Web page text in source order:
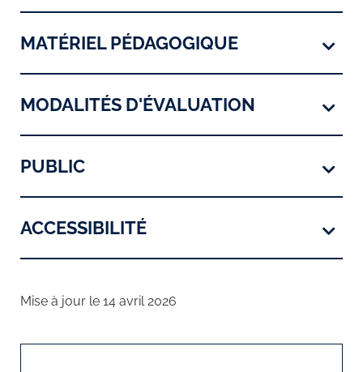
MATÉRIEL PÉDAGOGIQUE
MODALITÉS D'ÉVALUATION
PUBLIC
ACCESSIBILITÉ
Mise à jour le 14 avril 2026